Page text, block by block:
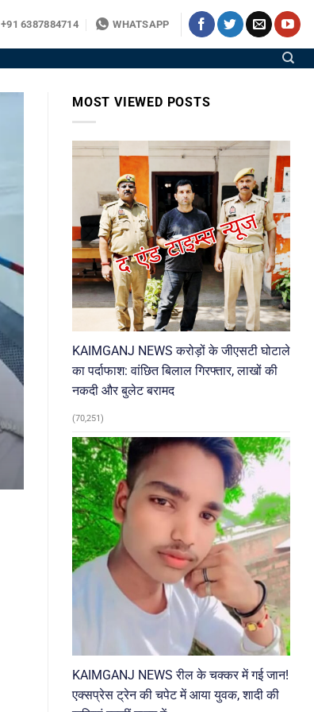
+91 6387884714 WHATSAPP
MOST VIEWED POSTS
KAIMGANJ NEWS करोड़ों के जीएसटी घोटाले
का पर्दाफाश: वांछित बिलाल गिरफ्तार, लाखों की
नकदी और बुलेट बरामद
(70,251)
KAIMGANJ NEWS रील के चक्कर में गई जान!
एक्सप्रेस ट्रेन की चपेट में आया युवक, शादी की